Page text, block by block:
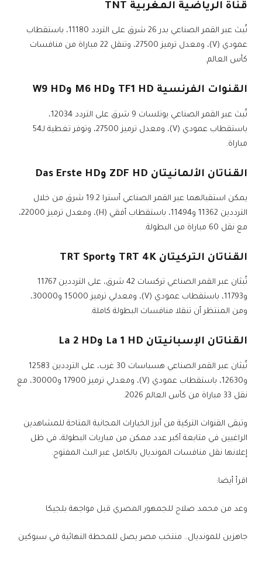
قناة الرياضية المغربية TNT
تُبث عبر القمر الصناعي بدر 26 شرق على التردد 11180، باستقطاب
عمودي (V)، ومعدل ترميز 27500، وتنقل 22 مباراة من منافسات
كأس العالم.
القنوات الفرنسية TF1 HD وM6 HD وW9 HD
تُبث عبر القمر الصناعي يوتلسات 9 شرق على التردد 12034،
باستقطاب عمودي (V)، ومعدل ترميز 27500، وتوفر تغطية لـ54
مباراة.
القناتان الألمانيتان ZDF HD وDas Erste HD
يمكن استقبالهما عبر القمر الصناعي أسترا 19.2 شرق من خلال
الترددين 11362 و11494، باستقطاب أفقي (H)، ومعدل ترميز 22000،
مع نقل 60 مباراة من البطولة.
القناتان التركيتان TRT 4K وTRT Sport
تُبثان عبر القمر الصناعي تركسات 42 شرق، على الترددين 11767
و11793، باستقطاب عمودي (V)، ومعدلي ترميز 15000 و30000،
ومن المنتظر أن تنقلا منافسات البطولة كاملة.
القناتان الإسبانيتان La 1 HD وLa 2 HD
تُبثان عبر القمر الصناعي هسباسات 30 غرب، على الترددين 12583
و12630، باستقطاب عمودي (V)، ومعدلي ترميز 17900 و30000، مع
نقل 33 مباراة من كأس العالم 2026.
وتبقى القنوات التركية من أبرز الخيارات المجانية المتاحة للمشاهدين
الراغبين في متابعة أكبر عدد ممكن من مباريات البطولة، في ظل
إعلانها نقل منافسات المونديال بالكامل عبر البث المفتوح.
اقرأ أيضا:
وعد من محمد صلاح للجمهور المصري قبل مواجهة بلجيكا
جاهزين للمونديال.. منتخب مصر يصل للمحطة النهائية في سبوكين